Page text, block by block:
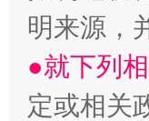
全民健身五年
明来源，
●就下列
定或相关